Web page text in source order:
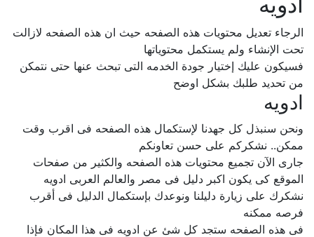
الرجاء تعديل محتويات هذه الصفحه حيث ان هذه الصفحه لازالت
تحت الإنشاء ولم يستكمل محتوياتها
فسيكون عليك إختيار جودة الخدمه التى تبحث عنها حتى نتمكن
من تحديد طلبك بشكل اوضح
ادويه
ونحن سنبذل كل جهدنا لإستكمال هذه الصفحه فى اقرب وقت
ممكن.. نشكركم على حسن تعاونكم
جارى الآن تجميع محتويات هذه الصفحه والكثير من صفحات
الموقع كى يكون اكبر دليل فى مصر والعالم العربى ادويه
نشكرك على زيارة دليلنا ونوعدك بإستكمال الدليل فى أقرب
فرصه ممكنه
فى هذه الصفحه ستجد كل شئ عن ادويه فى هذا المكان فإذا